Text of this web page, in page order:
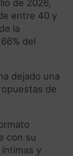
de 2026,
entre 40 y
la
del
dejado una
de
con su
y